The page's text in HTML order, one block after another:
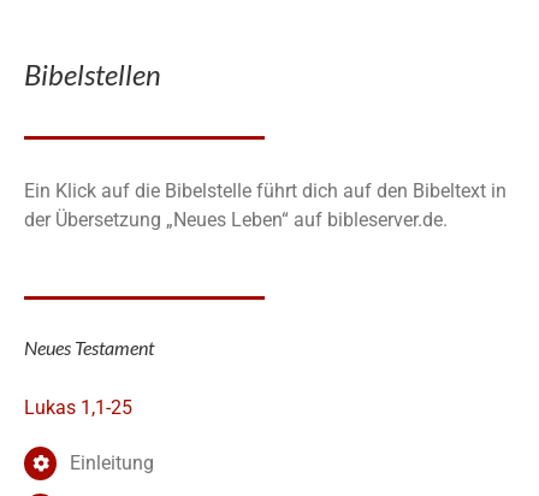
Bibelstellen
Ein Klick auf die Bibelstelle führt dich auf den Bibeltext in
der Übersetzung „Neues Leben“ auf bibleserver.de.
Neues Testament
Lukas 1,1-25
Einleitung